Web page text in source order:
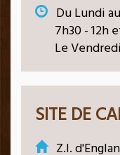
Du Lundi
7h30 - 12h
Le Vendredi
SITE DE
Z.I.